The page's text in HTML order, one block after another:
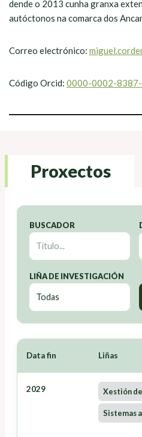
dende o 2013 cunha granxa
autóctonos na comarca dos
Correo electrónico:
Código Orcid: 0000-0002-
Proxectos
BUSCADOR
LIÑA DE INVESTIGACIÓN
Data fin Liñas
2029 Xestión
Sistemas